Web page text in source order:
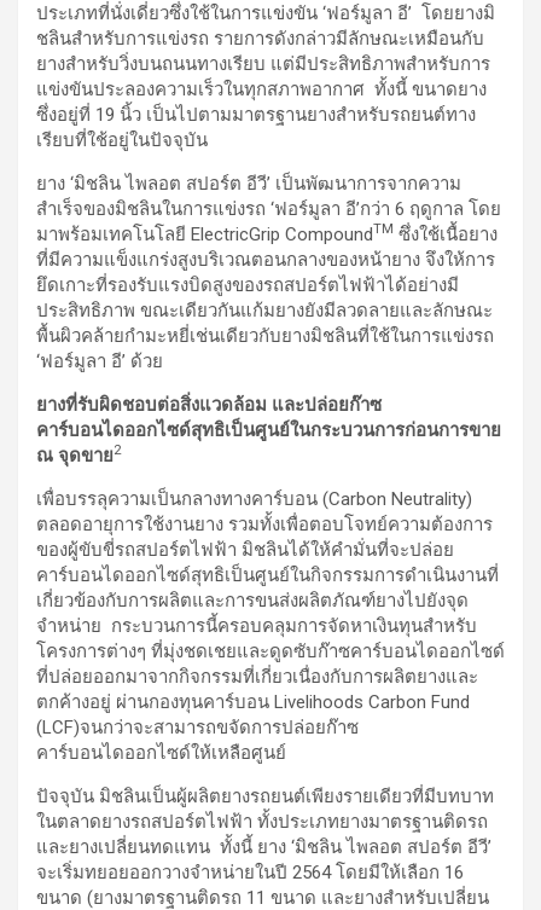
ประเภทที่นั่งเดี่ยวซึ่งใช้ในการแข่งขัน ‘ฟอร์มูลา อี’ โดยยางมิ
ชลินสำหรับการแข่งรถ รายการดังกล่าวมีลักษณะเหมือนกับ
ยางสำหรับวิ่งบนถนนทางเรียบ แต่มีประสิทธิภาพสำหรับการ
แข่งขันประลองความเร็วในทุกสภาพอากาศ ทั้งนี้ ขนาดยาง
ซึ่งอยู่ที่ 19 นิ้ว เป็นไปตามมาตรฐานยางสำหรับรถยนต์ทาง
เรียบที่ใช้อยู่ในปัจจุบัน
ยาง ‘มิชลิน ไพลอต สปอร์ต อีวี’ เป็นพัฒนาการจากความ
สำเร็จของมิชลินในการแข่งรถ ‘ฟอร์มูลา อี’กว่า 6 ฤดูกาล โดย
มาพร้อมเทคโนโลยี ElectricGrip CompoundTM ซึ่งใช้เนื้อยาง
ที่มีความแข็งแกร่งสูงบริเวณตอนกลางของหน้ายาง จึงให้การ
ยึดเกาะที่รองรับแรงบิดสูงของรถสปอร์ตไฟฟ้าได้อย่างมี
ประสิทธิภาพ ขณะเดียวกันแก้มยางยังมีลวดลายและลักษณะ
พื้นผิวคล้ายกำมะหยี่เช่นเดียวกับยางมิชลินที่ใช้ในการแข่งรถ
‘ฟอร์มูลา อี’ ด้วย
ยางที่รับผิดชอบต่อสิ่งแวดล้อม และปล่อยก๊าซ
คาร์บอนไดออกไซด์สุทธิเป็นศูนย์ในกระบวนการก่อนการขาย
ณ จุดขาย2
เพื่อบรรลุความเป็นกลางทางคาร์บอน (Carbon Neutrality)
ตลอดอายุการใช้งานยาง รวมทั้งเพื่อตอบโจทย์ความต้องการ
ของผู้ขับขี่รถสปอร์ตไฟฟ้า มิชลินได้ให้คำมั่นที่จะปล่อย
คาร์บอนไดออกไซด์สุทธิเป็นศูนย์ในกิจกรรมการดำเนินงานที่
เกี่ยวข้องกับการผลิตและการขนส่งผลิตภัณฑ์ยางไปยังจุด
จำหน่าย กระบวนการนี้ครอบคลุมการจัดหาเงินทุนสำหรับ
โครงการต่างๆ ที่มุ่งชดเชยและดูดซับก๊าซคาร์บอนไดออกไซด์
ที่ปล่อยออกมาจากกิจกรรมที่เกี่ยวเนื่องกับการผลิตยางและ
ตกค้างอยู่ ผ่านกองทุนคาร์บอน Livelihoods Carbon Fund
(LCF)จนกว่าจะสามารถขจัดการปล่อยก๊าซ
คาร์บอนไดออกไซด์ให้เหลือศูนย์
ปัจจุบัน มิชลินเป็นผู้ผลิตยางรถยนต์เพียงรายเดียวที่มีบทบาท
ในตลาดยางรถสปอร์ตไฟฟ้า ทั้งประเภทยางมาตรฐานติดรถ
และยางเปลี่ยนทดแทน ทั้งนี้ ยาง ‘มิชลิน ไพลอต สปอร์ต อีวี’
จะเริ่มทยอยออกวางจำหน่ายในปี 2564 โดยมีให้เลือก 16
ขนาด (ยางมาตรฐานติดรถ 11 ขนาด และยางสำหรับเปลี่ยน